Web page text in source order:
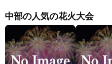
ュースLiVEイブニング・小
川千奈／内藤邦裕〉
中部の人気の花火大会